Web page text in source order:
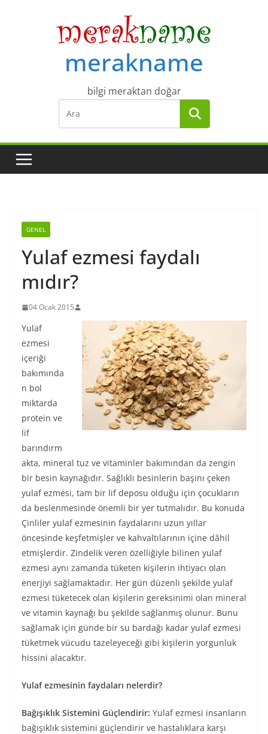
merakname
bilgi meraktan doğar
GENEL
Yulaf ezmesi faydalı
mıdır?
04 Ocak 2015
Yulaf
ezmesi
içeriği
bakımında
n bol
miktarda
protein ve
lif
barındırm
akta, mineral tuz ve vitaminler bakımından da zengin
bir besin kaynağıdır. Sağlıklı besinlerin başını çeken
yulaf ezmesi, tam bir lif deposu olduğu için çocukların
da beslenmesinde önemli bir yer tutmalıdır. Bu konuda
Çinliler yulaf ezmesinin faydalarını uzun yıllar
öncesinde keşfetmişler ve kahvaltılarının içine dâhil
etmişlerdir. Zindelik veren özelliğiyle bilinen yulaf
ezmesi aynı zamanda tüketen kişilerin ihtiyacı olan
enerjiyi sağlamaktadır. Her gün düzenli şekilde yulaf
ezmesi tüketecek olan kişilerin gereksinimi olan mineral
ve vitamin kaynağı bu şekilde sağlanmış olunur. Bunu
sağlamak için günde bir su bardağı kadar yulaf ezmesi
tüketmek vücudu tazeleyeceği gibi kişilerin yorgunluk
hissini alacaktır.
Yulaf ezmesinin faydaları nelerdir?
Bağışıklık Sistemini Güçlendirir: Yulaf ezmesi insanların
bağışıklık sistemini güçlendirir ve hastalıklara karşı